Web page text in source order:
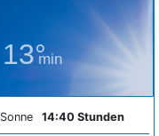
13°
min
Sonne 14:40 Stunden